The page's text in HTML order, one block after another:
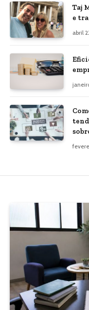
Taj
e
abril